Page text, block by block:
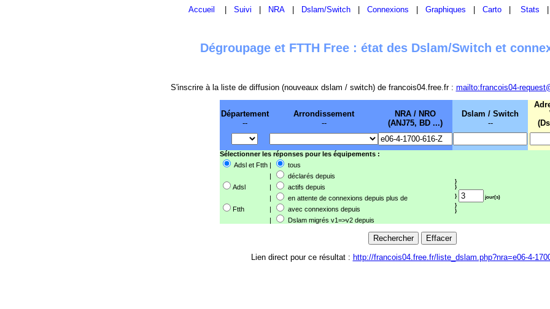
Accueil Suivi NRA Dslam/Switch Connexions Graphiques Carto Stats
Dégroupage et FTTH Free : état des Dslam/Switch et
S'inscrire à la liste de diffusion (nouveaux dslam / switch) de francois04.free.fr : mailto:francois04-
Département
--
Arrondissement
--
NRA / NRO
(ANJ75, BD ...)
Dslam / Switch
--
Sélectionner les réponses pour les équipements :
Adsl et Ftth |
tous
|
déclarés depuis
}
}
}
jour(s)
}
}
Adsl |
actifs depuis
|
en attente de connexions depuis plus de
Ftth
|
avec connexions depuis
|
Dslam migrés v1=>v2 depuis
Lien direct pour ce résultat : http://francois04.free.fr/liste_dslam.php?nra=e06-4-